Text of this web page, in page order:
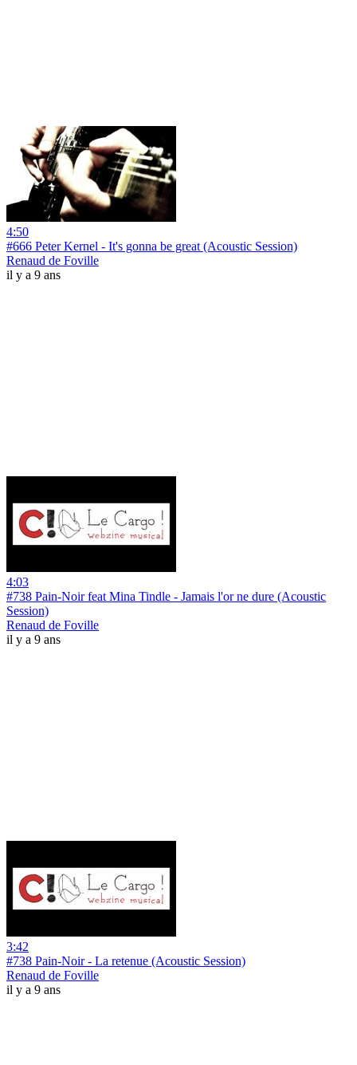
4:50
#666 Peter Kernel - It's gonna be great (Acoustic Session)
Renaud de Foville
il y a 9 ans
4:03
#738 Pain-Noir feat Mina Tindle - Jamais l'or ne dure (Acoustic
Session)
Renaud de Foville
il y a 9 ans
3:42
#738 Pain-Noir - La retenue (Acoustic Session)
Renaud de Foville
il y a 9 ans